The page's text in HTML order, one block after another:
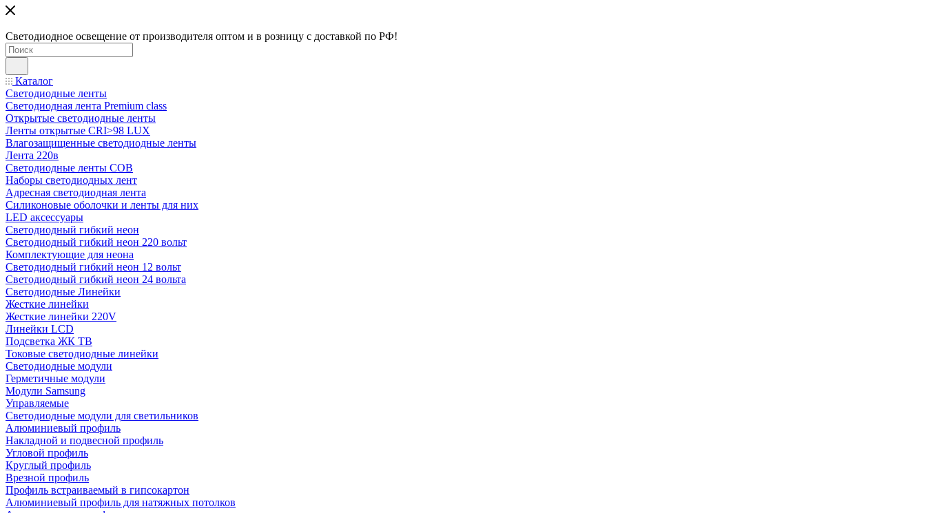
Светодиодное освещение от производителя оптом и в розницу с доставкой по РФ!
Каталог
Светодиодные ленты
Светодиодная лента Premium class
Открытые светодиодные ленты
Ленты открытые CRI>98 LUX
Влагозащищенные светодиодные ленты
Лента 220в
Светодиодные ленты COB
Наборы светодиодных лент
Адресная светодиодная лента
Силиконовые оболочки и ленты для них
LED аксессуары
Светодиодный гибкий неон
Светодиодный гибкий неон 220 вольт
Комплектующие для неона
Светодиодный гибкий неон 12 вольт
Светодиодный гибкий неон 24 вольта
Светодиодные Линейки
Жесткие линейки
Жесткие линейки 220V
Линейки LCD
Подсветка ЖК ТВ
Токовые светодиодные линейки
Светодиодные модули
Герметичные модули
Модули Samsung
Управляемые
Светодиодные модули для светильников
Алюминиевый профиль
Накладной и подвесной профиль
Угловой профиль
Круглый профиль
Врезной профиль
Профиль встраиваемый в гипсокартон
Алюминиевый профиль для натяжных потолков